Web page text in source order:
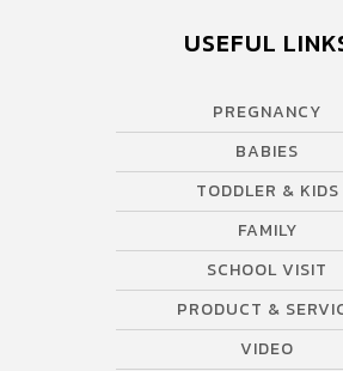
USEFUL
PREGNANCY
BABIES
TODDLER & KIDS
FAMILY
SCHOOL VISIT
PRODUCT &
VIDEO